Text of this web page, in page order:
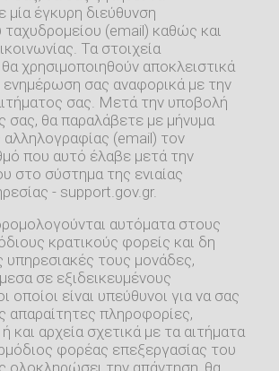
μία έγκυρη διεύθυνση
ταχυδρομείου (email) καθώς και
Τα στοιχεία
χρησιμοποιηθούν αποκλειστικά
ενημέρωση σας αναφορικά με την
σας. Μετά την υποβολή
σας, θα παραλάβετε με μήνυμα
αλληλογραφίας (email) τον
που αυτό έλαβε μετά την
στο σύστημα της ενιαίας
- support.gov.gr.
αυτόματα στους
κρατικούς φορείς και δη
υπηρεσιακές τους μονάδες,
σε εξιδεικευμένους
οποίοι είναι υπεύθυνοι για να σας
απαραίτητες πληροφορίες,
ή και αρχεία σχετικά με τα αιτήματα
φορέας επεξεργασίας του
ολοκληρώσει την απάντηση, θα